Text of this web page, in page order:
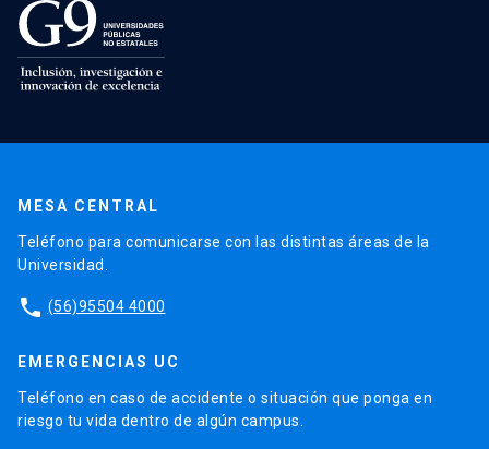
MESA CENTRAL
Teléfono para comunicarse con las distintas áreas de la
Universidad.
phone (56)95504 4000
EMERGENCIAS UC
Teléfono en caso de accidente o situación que ponga en
riesgo tu vida dentro de algún campus.